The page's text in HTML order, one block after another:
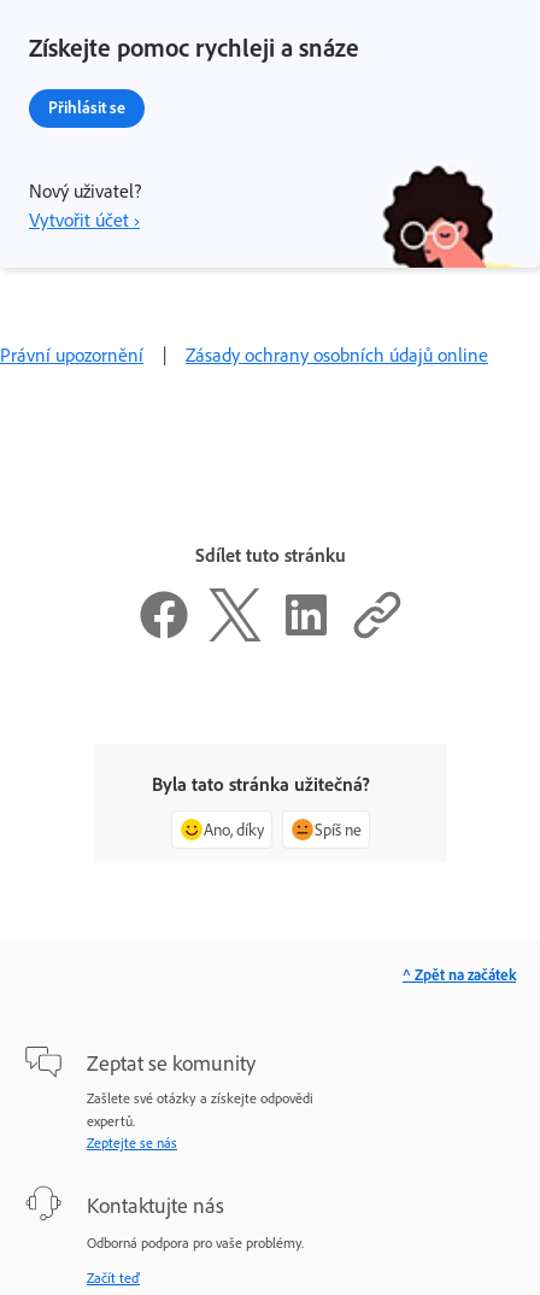
Získejte pomoc rychleji a snáze
Přihlásit se
Nový uživatel?
Vytvořit účet ›
Právní upozornění | Zásady ochrany osobních údajů online
Sdílet tuto stránku
Byla tato stránka užitečná?
Ano, díky Spíš ne
Zeptat se komunity
Zašlete své otázky a získejte odpovědi
expertů.
Zeptejte se nás
Kontaktujte nás
Odborná podpora pro vaše problémy.
Začít teď
^ Zpět na začátek